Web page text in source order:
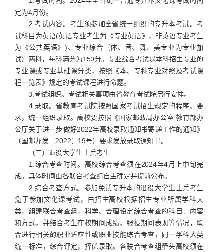
定为4月份。
2.考试内容。考生须参加全省统一组织的专升本考试。考
试科目为英语(英语专业考生为《专业英语》，非英语专业考生
为《公共英语》)、专业综合（体、音、舞、美专业为专业加
试）两科，每科满分为150分。专业综合考试以本科招生专业的
专业课或专业基础课分类，按照《本、专科专业对照及考试课
程一览表》规定的考试课程进行命题。
3.考试组织。考试相关事项由省教育考试院另行安排。
4.录取。省教育考试院按照国家考试招生规定的程序、要
求，统一组织录取。高校要按照《国家邮政局办公室 教育部办
公厅关于进一步做好2022年高校录取通知书寄递工作的通知》
（国邮办发〔2022〕19号）要求发放录取通知书。
（二）退役大学生士兵考生
1.综合考查时间。高校综合考查须在2024年4月上中旬完
成。具体时间由各联合考查组自主确定并提前公布。
2.综合考查方式。参加免试专升本的退役大学生士兵考生
免于参加文化课考试，由招生高校根据招生专业所属学科大
类，组建联合考查组，科学、合理设定综合考查的科目、内容
和方式，并结合考生在校期间成绩、服役期间表现等情况，联
合进行相关的职业适应性或职业技能综合考查，同一学科大类
统一标准，综合评定，择优录取。各联合考查组牵头高校须在